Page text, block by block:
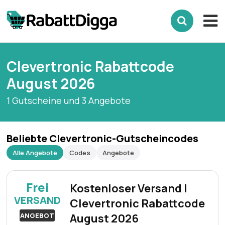
Clevertronic Rabattcode
August 2026
1 Gutscheine und 3 Angebote
Beliebte Clevertronic-Gutscheincodes
Alle Angebote Codes Angebote
Frei
VERSAND
ANGEBOT
Kostenloser Versand |
Clevertronic Rabattcode
August 2026